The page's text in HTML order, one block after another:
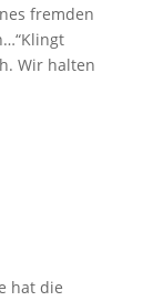
fremden
Wir halten
hat die